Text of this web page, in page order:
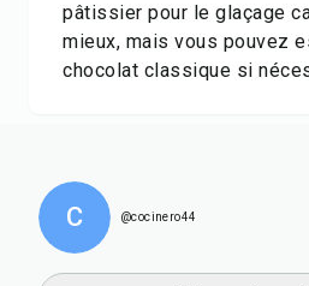
pâtissier pour le glaçage
mieux, mais vous pouvez
chocolat classique si
C @cocinero44